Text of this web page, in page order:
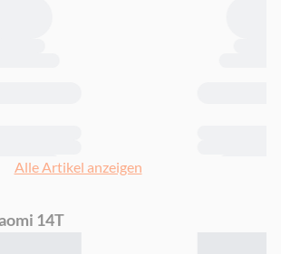
Alle Artikel anzeigen
14T